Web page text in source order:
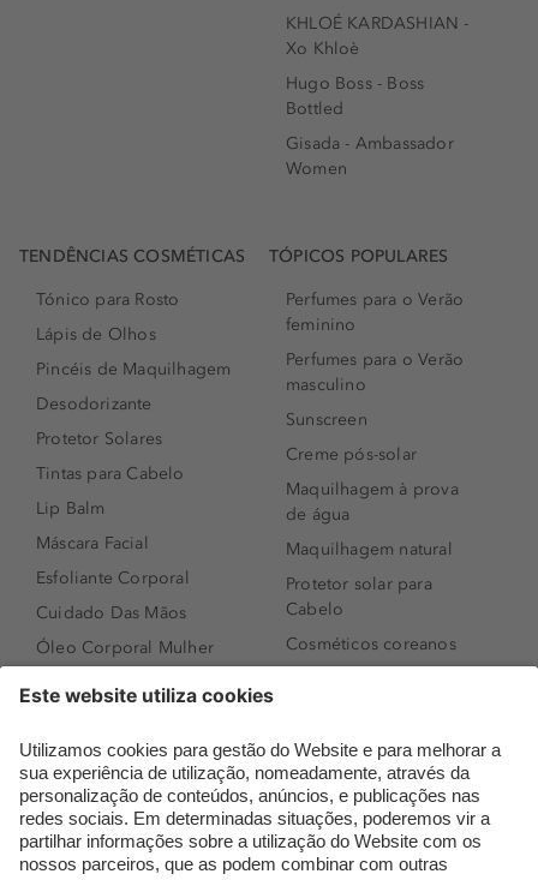
KHLOÉ KARDASHIAN -
Xo Khloè
Hugo Boss - Boss
Bottled
Gisada - Ambassador
Women
TENDÊNCIAS COSMÉTICAS
Tónico para Rosto
Lápis de Olhos
Pincéis de Maquilhagem
Desodorizante
Protetor Solares
Tintas para Cabelo
Lip Balm
Máscara Facial
Esfoliante Corporal
Cuidado Das Mãos
Óleo Corporal Mulher
Sérum de Rosto
Body mist & Spray
corporal
Produtos para Cabelo
Homem
TÓPICOS POPULARES
Perfumes para o Verão
feminino
Perfumes para o Verão
masculino
Sunscreen
Creme pós-solar
Maquilhagem à prova
de água
Maquilhagem natural
Protetor solar para
Cabelo
Cosméticos coreanos
Perfumes árabes
Novidades
Melhores Perfumes
Femininos
TOP 10: Perfumes